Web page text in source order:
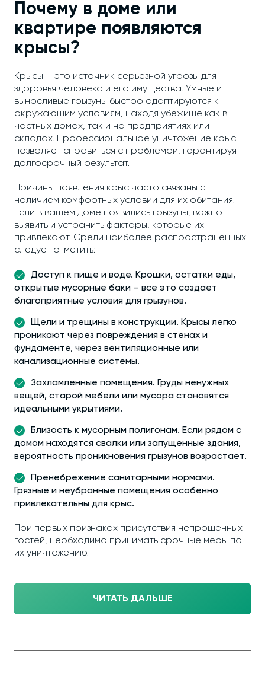
Почему в доме или
квартире появляются
крысы?
Крысы – это источник серьезной угрозы для
здоровья человека и его имущества. Умные и
выносливые грызуны быстро адаптируются к
окружающим условиям, находя убежище как в
частных домах, так и на предприятиях или
складах. Профессиональное уничтожение крыс
позволяет справиться с проблемой, гарантируя
долгосрочный результат.
Причины появления крыс часто связаны с
наличием комфортных условий для их обитания.
Если в вашем доме появились грызуны, важно
выявить и устранить факторы, которые их
привлекают. Среди наиболее распространенных
следует отметить:
Доступ к пище и воде. Крошки, остатки еды,
открытые мусорные баки – все это создает
благоприятные условия для грызунов.
Щели и трещины в конструкции. Крысы легко
проникают через повреждения в стенах и
фундаменте, через вентиляционные или
канализационные системы.
Захламленные помещения. Груды ненужных
вещей, старой мебели или мусора становятся
идеальными укрытиями.
Близость к мусорным полигонам. Если рядом с
домом находятся свалки или запущенные здания,
вероятность проникновения грызунов возрастает.
Пренебрежение санитарными нормами.
Грязные и неубранные помещения особенно
привлекательны для крыс.
При первых признаках присутствия непрошенных
гостей, необходимо принимать срочные меры по
их уничтожению.
ЧИТАТЬ ДАЛЬШЕ